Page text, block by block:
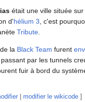
était une ville située sur
d'hélium 3 , c'est
Tribute
de la Black Team furent
par les tunnels
fuir à bord du
|modifier le wikicode ]